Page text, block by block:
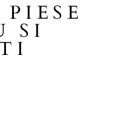
SI